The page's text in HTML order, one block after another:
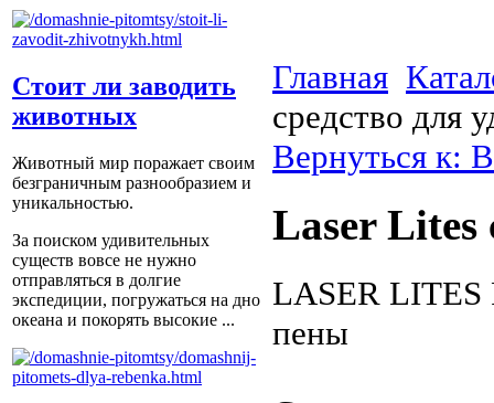
Стоит ли заводить
животных
Животный мир поражает своим
безграничным разнообразием и
уникальностью.
За поиском удивительных
существ вовсе не нужно
отправляться в долгие
экспедиции, погружаться на дно
океана и покорять высокие ...
Главная
средство для
Вернуться к:
Laser Lites
LASER LITES
пены